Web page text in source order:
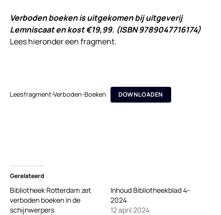
Verboden boeken is uitgekomen bij uitgeverij
Lemniscaat en kost €19,99. (ISBN 9789047716174)
Lees hieronder een fragment.
Leesfragment-Verboden-Boeken DOWNLOADEN
Gerelateerd
Bibliotheek Rotterdam zet
verboden boeken in de
schijnwerpers
Inhoud Bibliotheekblad 4-
2024
12 april 2024